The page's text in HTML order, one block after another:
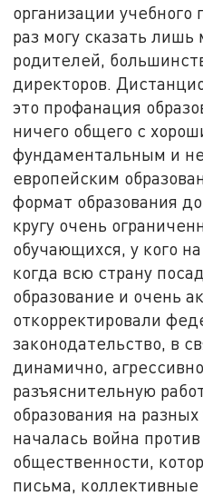
организации
раз могу сказать
родителей,
директоров.
это профанация
ничего общего с
фундаментальным и
европейским
формат образования
кругу очень
обучающихся, у кого
когда всю страну
образование и очень
откорректировали
законодательство, в
динамично,
разъяснительную
образования на
началась война
общественности,
письма,